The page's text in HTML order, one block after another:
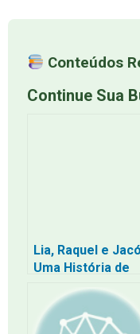
Conteúdos
Continue Sua
Lia, Raquel e
Uma História de
Redenção na
Linhagem de